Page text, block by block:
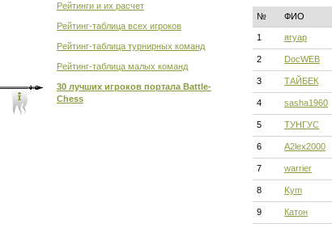
Рейтинги и их расчет
Рейтинг-таблица всех игроков
Рейтинг-таблица турнирных команд
Рейтинг-таблица малых команд
30 лучших игроков портала Battle-
Chess
№ ФИО
1 ягуар
2 DocWEB
3 ТАЙБЕК
4 sasha1960
5 ТУНГУС
6 A2lex2000
7 warrier
8 Kym
9 Катон